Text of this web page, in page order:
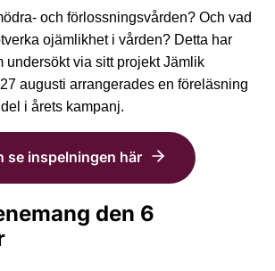
och förlossningsvården? Och vad
ojämlikhet i vården? Detta har
undersökt via sitt projekt Jämlik
augusti arrangerades en föreläsning
i årets kampanj.
se inspelningen här
den 6